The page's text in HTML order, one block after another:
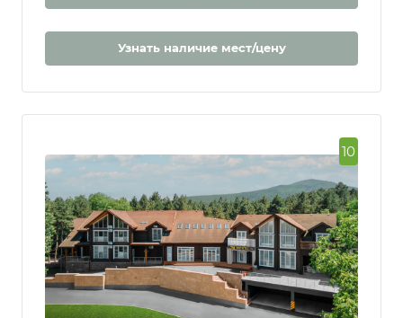
Узнать наличие мест/цену
10